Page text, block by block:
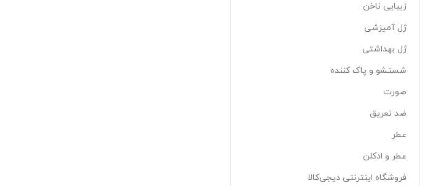
زیبایی ناخن
ژل آمیزشی
ژل بهداشتی
شستشو و پاک کننده
صورت
ضد تعریق
عطر
عطر و ادکلن
فروشگاه اینترنتی دیجی‌کالا